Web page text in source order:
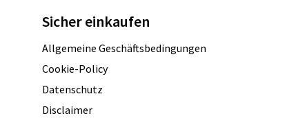
Sicher einkaufen
Allgemeine Geschäftsbedingungen
Cookie-Policy
Datenschutz
Disclaimer